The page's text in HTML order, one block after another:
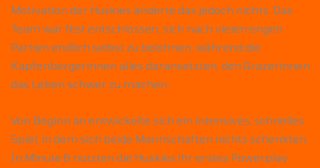
Motivation der Huskies änderte das jedoch nichts. Das
Team war fest entschlossen, sich nach vielen engen
Partien endlich selbst zu belohnen, während die
Kapfenbergerinnen alles daransetzten, den Grazerinnen
das Leben schwer zu machen.
Von Beginn an entwickelte sich ein intensives, schnelles
Spiel, in dem sich beide Mannschaften nichts schenkten.
In Minute 6 nutzten die Huskies ihr erstes Powerplay